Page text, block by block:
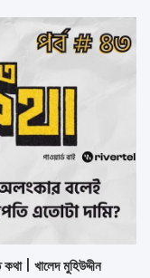
| খালেদ মুহিউদ্দীন